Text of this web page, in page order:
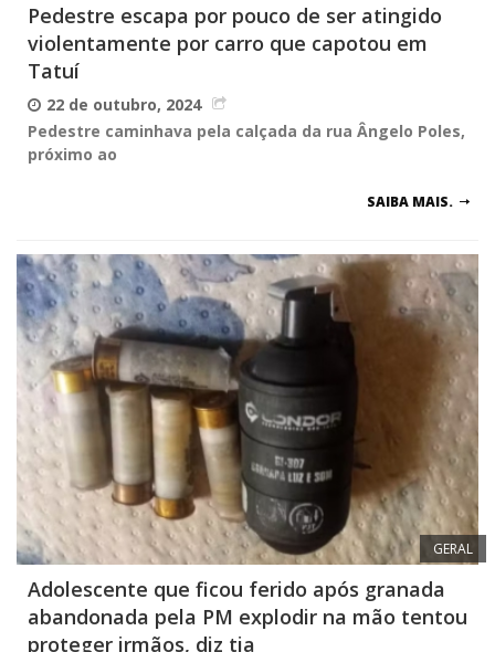
Pedestre escapa por pouco de ser atingido
violentamente por carro que capotou em
Tatuí
22 de outubro, 2024
Pedestre caminhava pela calçada da rua Ângelo Poles,
próximo ao
SAIBA MAIS.
GERAL
Adolescente que ficou ferido após granada
abandonada pela PM explodir na mão tentou
proteger irmãos, diz tia